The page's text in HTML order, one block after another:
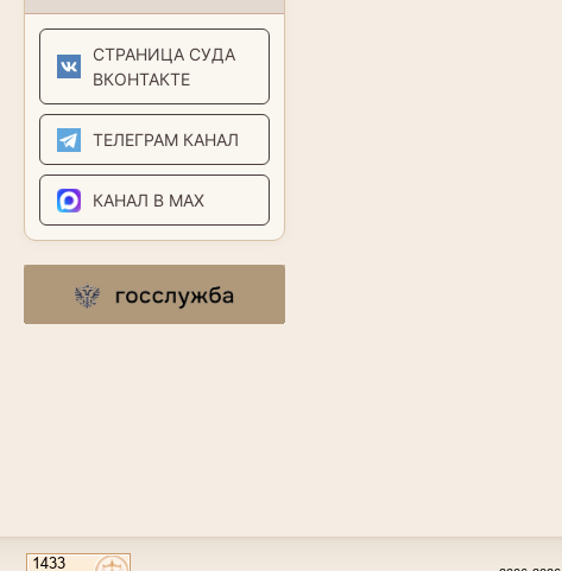
СТРАНИЦА СУДА
ВКОНТАКТЕ
ТЕЛЕГРАМ КАНАЛ
КАНАЛ В MAX